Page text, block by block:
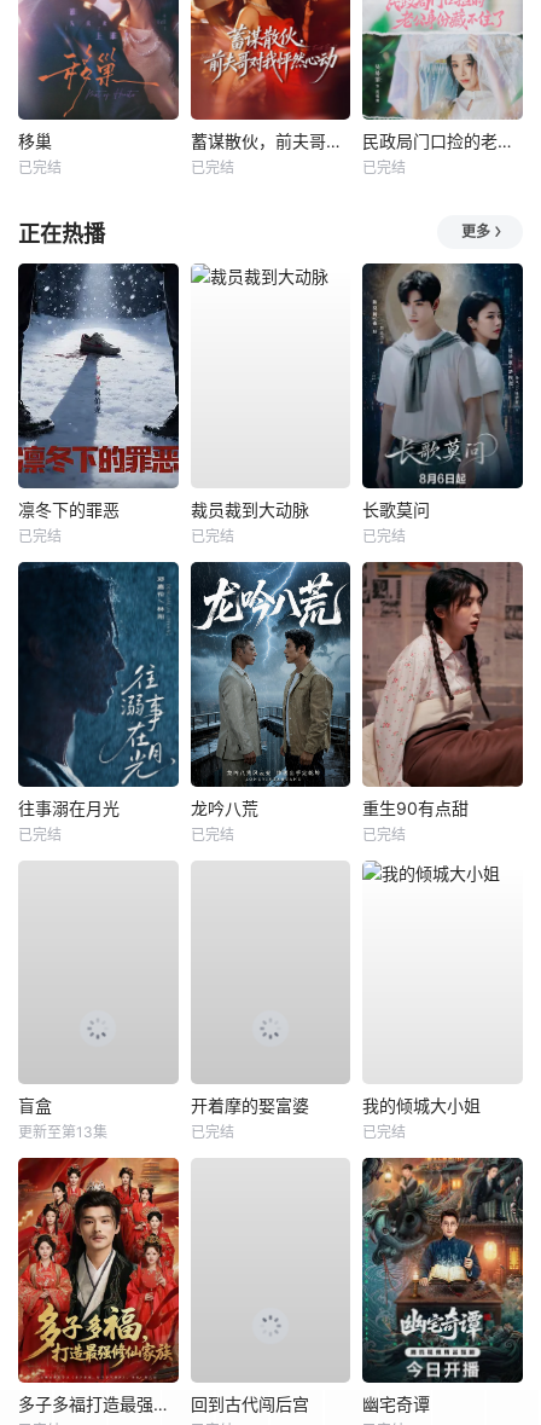
移巢
已完结
蓄谋散伙，前夫哥对我怦然心动
已完结
民政局门口捡的老公身份藏不住了
已完结
正在热播 更多
凛冬下的罪恶
已完结
裁员裁到大动脉
已完结
长歌莫问
已完结
往事溺在月光
已完结
龙吟八荒
已完结
重生90有点甜
已完结
盲盒
更新至第13集
开着摩的娶富婆
已完结
我的倾城大小姐
已完结
多子多福打造最强修仙家族 回到古代闯后宫 幽宅奇谭